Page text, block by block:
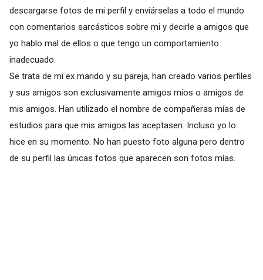
descargarse fotos de mi perfil y enviárselas a todo el mundo
con comentarios sarcásticos sobre mi y decirle a amigos que
yo hablo mal de ellos o que tengo un comportamiento
inadecuado.
Se trata de mi ex marido y su pareja, han creado varios perfiles
y sus amigos son exclusivamente amigos míos o amigos de
mis amigos. Han utilizado el nombre de compañeras mías de
estudios para que mis amigos las aceptasen. Incluso yo lo
hice en su momento. No han puesto foto alguna pero dentro
de su perfil las únicas fotos que aparecen son fotos mías.